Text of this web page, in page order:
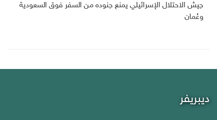
جيش الاحتلال الإسرائيلي يمنع جنوده من السفر فوق السعودية
وعُمان
ديبريفر